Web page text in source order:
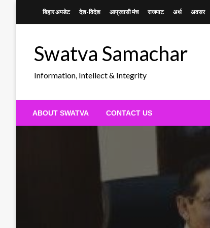
बिहार अपडेट देश-विदेश आप्रवासी मंच राजपाट अर्थ अवसर
Swatva Samachar
Information, Intellect & Integrity
ABOUT SWATVA CONTACT US